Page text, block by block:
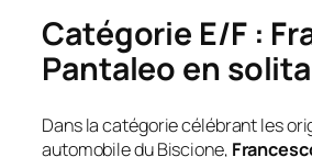
Catégorie E/F :
Pantaleo en
Dans la catégorie célébrant les
automobile du Biscione,